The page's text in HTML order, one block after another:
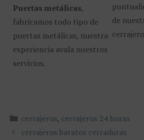
Puertas metálicas,
fabricamos todo tipo de
puertas metálicas, nuestra
experiencia avala nuestros
servicios.
de
Categorías
cerrajeros, cerrajeros 24 horas
cerrajeros baratos cerraduras